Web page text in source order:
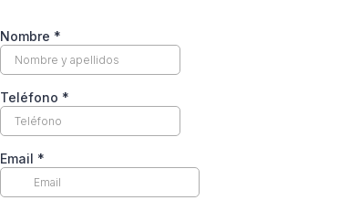
Nombre *
Teléfono *
Email *